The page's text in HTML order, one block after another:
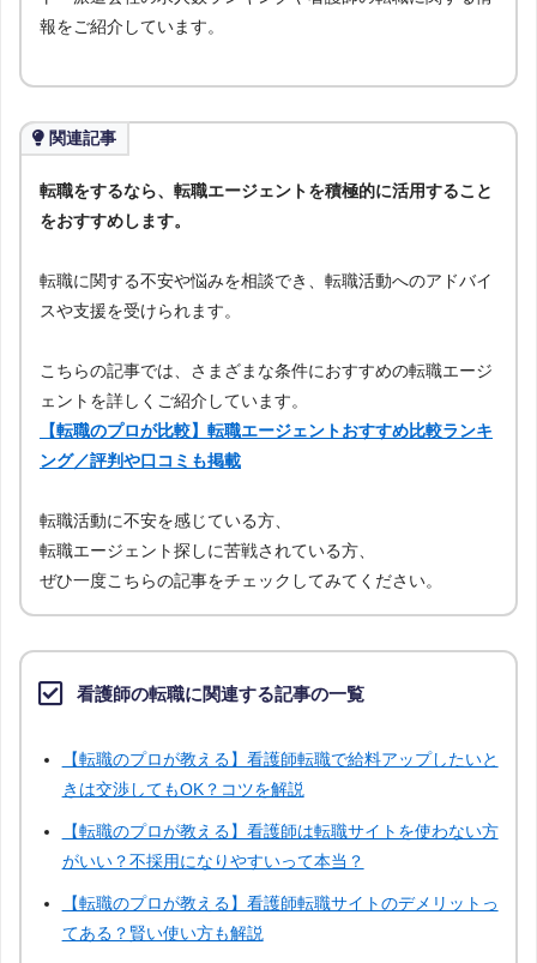
報をご紹介しています。
関連記事
転職をするなら、転職エージェントを積極的に活用すること
をおすすめします。
転職に関する不安や悩みを相談でき、転職活動へのアドバイ
スや支援を受けられます。
こちらの記事では、さまざまな条件におすすめの転職エージ
ェントを詳しくご紹介しています。
【転職のプロが比較】転職エージェントおすすめ比較ランキ
ング／評判や口コミも掲載
転職活動に不安を感じている方、
転職エージェント探しに苦戦されている方、
ぜひ一度こちらの記事をチェックしてみてください。
看護師の転職に関連する記事の一覧
【転職のプロが教える】看護師転職で給料アップしたいと
きは交渉してもOK？コツを解説
【転職のプロが教える】看護師は転職サイトを使わない方
がいい？不採用になりやすいって本当？
【転職のプロが教える】看護師転職サイトのデメリットっ
てある？賢い使い方も解説